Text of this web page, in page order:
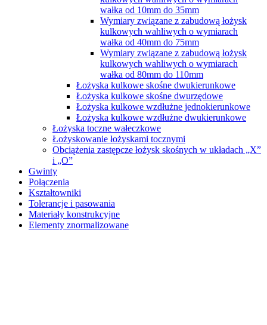
wałka od 10mm do 35mm
Wymiary związane z zabudową łożysk
kulkowych wahliwych o wymiarach
wałka od 40mm do 75mm
Wymiary związane z zabudową łożysk
kulkowych wahliwych o wymiarach
wałka od 80mm do 110mm
Łożyska kulkowe skośne dwukierunkowe
Łożyska kulkowe skośne dwurzędowe
Łożyska kulkowe wzdłużne jednokierunkowe
Łożyska kulkowe wzdłużne dwukierunkowe
Łożyska toczne wałeczkowe
Łożyskowanie łożyskami tocznymi
Obciążenia zastępcze łożysk skośnych w układach „X”
i „O”
Gwinty
Połączenia
Kształtowniki
Tolerancje i pasowania
Materiały konstrukcyjne
Elementy znormalizowane